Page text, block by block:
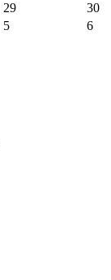
29
30
5 6